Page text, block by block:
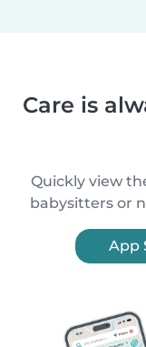
Care is
Quickly view
babysitters or
App